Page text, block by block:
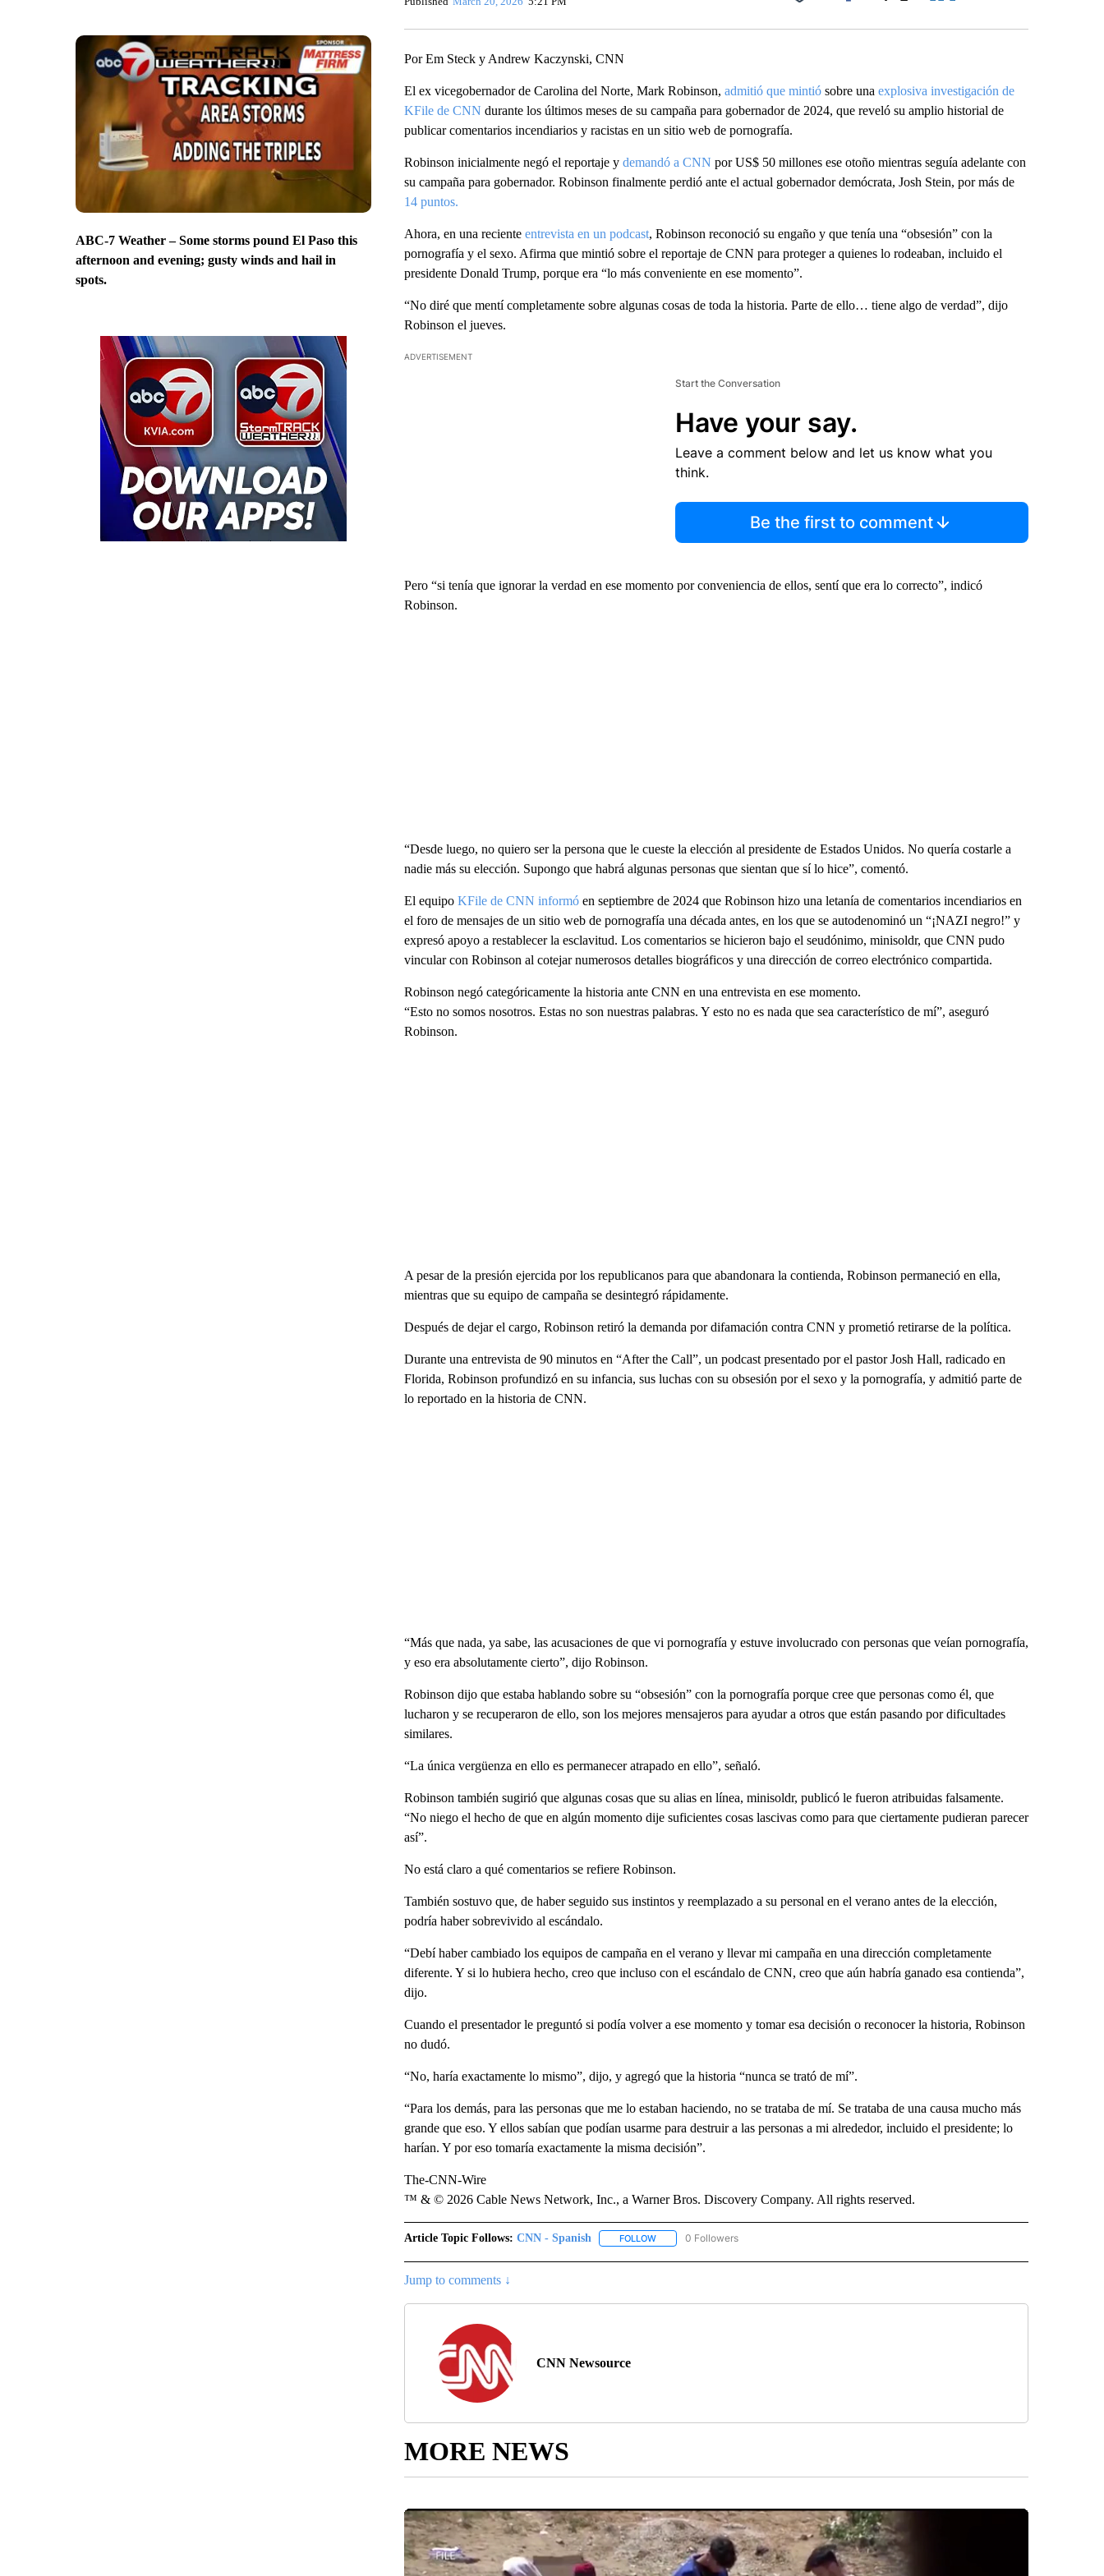
ABC-7 Weather – Some storms pound El Paso this
afternoon and evening; gusty winds and hail in
spots.
Facebook
Por Em Steck y Andrew Kaczynski, CNN
El ex vicegobernador de Carolina del Norte, Mark Robinson, admitió que mintiósobre una explosiva investigación de
KFile de CNN durante los últimos meses de su campaña para gobernador de 2024, que reveló su amplio historial de
publicar comentarios incendiarios y racistas en un sitio web de pornografía.
Robinson inicialmente negó el reportaje y demandó a CNN por US$ 50 millones ese otoño mientras seguía adelante con
su campaña para gobernador. Robinson finalmente perdió ante el actual gobernador demócrata, Josh Stein, por más de
14 puntos.
Ahora, en una reciente entrevista en un podcast, Robinson reconoció su engaño y que tenía una “obsesión” con la
pornografía y el sexo. Afirma que mintió sobre el reportaje de CNN para proteger a quienes lo rodeaban, incluido el
presidente Donald Trump, porque era “lo más conveniente en ese momento”.
“No diré que mentí completamente sobre algunas cosas de toda la historia. Parte de ello… tiene algo de verdad”, dijo
Robinson el jueves.
ADVERTISEMENT
Start the Conversation
Have your say.
Leave a comment below and let us know what you
think.
Be the first to comment
Pero “si tenía que ignorar la verdad en ese momento por conveniencia de ellos, sentí que era lo correcto”, indicó
Robinson.
“Desde luego, no quiero ser la persona que le cueste la elección al presidente de Estados Unidos. No quería costarle a
nadie más su elección. Supongo que habrá algunas personas que sientan que sí lo hice”, comentó.
El equipo KFile de CNN informóen septiembre de 2024 que Robinson hizo una letanía de comentarios incendiarios en
el foro de mensajes de un sitio web de pornografía una década antes, en los que se autodenominó un “¡NAZI negro!” y
expresó apoyo a restablecer la esclavitud. Los comentarios se hicieron bajo el seudónimo, minisoldr, que CNN pudo
vincular con Robinson al cotejar numerosos detalles biográficos y una dirección de correo electrónico compartida.
Robinson negó categóricamente la historia ante CNN en una entrevista en ese momento.
“Esto no somos nosotros. Estas no son nuestras palabras. Y esto no es nada que sea característico de mí”, aseguró
Robinson.
A pesar de la presión ejercida por los republicanos para que abandonara la contienda, Robinson permaneció en ella,
mientras que su equipo de campaña se desintegró rápidamente.
Después de dejar el cargo, Robinson retiró la demanda por difamación contra CNN y prometió retirarse de la política.
Durante una entrevista de 90 minutos en “After the Call”, un podcast presentado por el pastor Josh Hall, radicado en
Florida, Robinson profundizó en su infancia, sus luchas con su obsesión por el sexo y la pornografía, y admitió parte de
lo reportado en la historia de CNN.
“Más que nada, ya sabe, las acusaciones de que vi pornografía y estuve involucrado con personas que veían pornografía,
y eso era absolutamente cierto”, dijo Robinson.
Robinson dijo que estaba hablando sobre su “obsesión” con la pornografía porque cree que personas como él, que
lucharon y se recuperaron de ello, son los mejores mensajeros para ayudar a otros que están pasando por dificultades
similares.
“La única vergüenza en ello es permanecer atrapado en ello”, señaló.
Robinson también sugirió que algunas cosas que su alias en línea, minisoldr, publicó le fueron atribuidas falsamente.
“No niego el hecho de que en algún momento dije suficientes cosas lascivas como para que ciertamente pudieran parecer
así”.
No está claro a qué comentarios se refiere Robinson.
También sostuvo que, de haber seguido sus instintos y reemplazado a su personal en el verano antes de la elección,
podría haber sobrevivido al escándalo.
“Debí haber cambiado los equipos de campaña en el verano y llevar mi campaña en una dirección completamente
diferente. Y si lo hubiera hecho, creo que incluso con el escándalo de CNN, creo que aún habría ganado esa contienda”,
dijo.
Cuando el presentador le preguntó si podía volver a ese momento y tomar esa decisión o reconocer la historia, Robinson
no dudó.
“No, haría exactamente lo mismo”, dijo, y agregó que la historia “nunca se trató de mí”.
“Para los demás, para las personas que me lo estaban haciendo, no se trataba de mí. Se trataba de una causa mucho más
grande que eso. Y ellos sabían que podían usarme para destruir a las personas a mi alrededor, incluido el presidente; lo
harían. Y por eso tomaría exactamente la misma decisión”.
The-CNN-Wire
™ & © 2026 Cable News Network, Inc., a Warner Bros. Discovery Company. All rights reserved.
Article Topic Follows: CNN - Spanish FOLLOWFOLLOW "CNN - SPANISH" TO RECEIVE NOTIFICATIONS ABOUT NEW PAGES ON "CNN - SPANISH".
0 Followers
Jump to comments ↓
CNN Newsource
MORE NEWS